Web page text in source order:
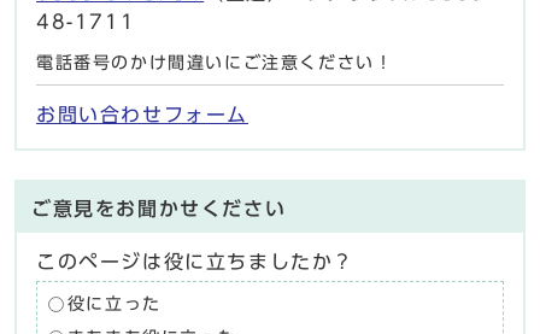
48-1711
電話番号のかけ間違いにご注意ください！
お問い合わせフォーム
ご意見をお聞かせください
このページは役に立ちましたか？
役に立った